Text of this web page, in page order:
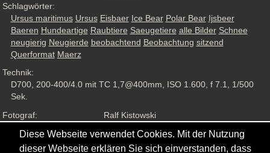
Schlagwörter:
Ursus maritimus Ursus Eisbaer Ice Bear Polar Bear Ijsbeer
Baeren Hundeartige Raubtiere Saeugetiere alle Bilder Schnee
neugierig Neugierde beobachtend Beobachtung sitzend
Querformat Maerz
Technik:
D700, 200-400/4.0 mit TC 1,7@400mm, ISO 1.600, f 7.1, 1/500
Sek.
Fotograf:
Ralf Kistowski
Ansichten:
1016
Diese Webseite verwendet Cookies. Mit der Nutzung
dieser Webseite erklären Sie sich einverstanden, dass